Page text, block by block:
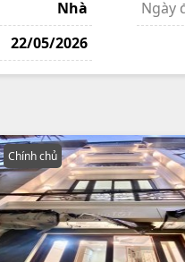
Nhà Ngày
22/05/2026
Chính chủ